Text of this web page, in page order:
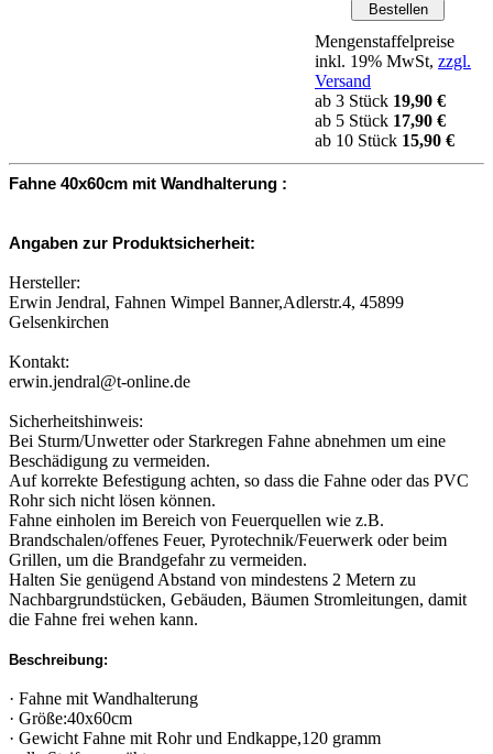
Mengenstaffelpreise
inkl. 19% MwSt, zzgl.
Versand
ab 3 Stück 19,90 €
ab 5 Stück 17,90 €
ab 10 Stück 15,90 €
Fahne 40x60cm mit Wandhalterung :
Angaben zur Produktsicherheit:
Hersteller:
Erwin Jendral, Fahnen Wimpel Banner,Adlerstr.4, 45899
Gelsenkirchen
Kontakt:
erwin.jendral@t-online.de
Sicherheitshinweis:
Bei Sturm/Unwetter oder Starkregen Fahne abnehmen um eine
Beschädigung zu vermeiden.
Auf korrekte Befestigung achten, so dass die Fahne oder das PVC
Rohr sich nicht lösen können.
Fahne einholen im Bereich von Feuerquellen wie z.B.
Brandschalen/offenes Feuer, Pyrotechnik/Feuerwerk oder beim
Grillen, um die Brandgefahr zu vermeiden.
Halten Sie genügend Abstand von mindestens 2 Metern zu
Nachbargrundstücken, Gebäuden, Bäumen Stromleitungen, damit
die Fahne frei wehen kann.
Beschreibung:
· Fahne mit Wandhalterung
· Größe:40x60cm
· Gewicht Fahne mit Rohr und Endkappe,120 gramm